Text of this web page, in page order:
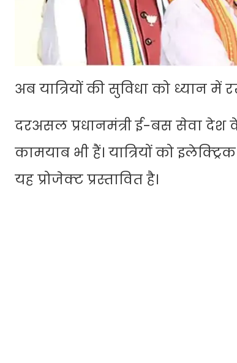
अब यात्रियों की सुविधा को ध्यान
दरअसल प्रधानमंत्री ई-बस सेवा देश
कामयाब भी हैं। यात्रियों को
यह प्रोजेक्ट प्रस्तावित है।